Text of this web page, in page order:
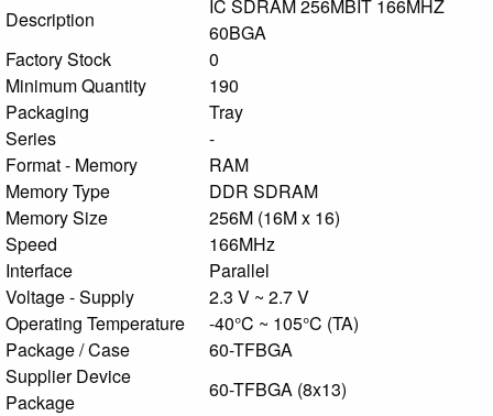
Description
IC SDRAM 256MBIT 166MHZ
60BGA
Factory Stock
0
Minimum Quantity
190
Packaging
Tray
Series
-
Format - Memory
RAM
Memory Type
DDR SDRAM
Memory Size
256M (16M x 16)
Speed
166MHz
Interface
Parallel
Voltage - Supply
2.3 V ~ 2.7 V
Operating Temperature
-40°C ~ 105°C (TA)
Package / Case
60-TFBGA
Supplier Device
Package
60-TFBGA (8x13)